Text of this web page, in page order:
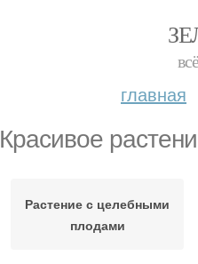
главная
Красивое
Растение с целебными
плодами